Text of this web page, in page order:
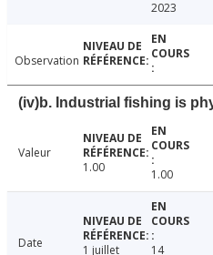
2023
Observation
(iv)b. Industrial fishing is
Valeur
1.00
1.00
Date
1 juillet
14